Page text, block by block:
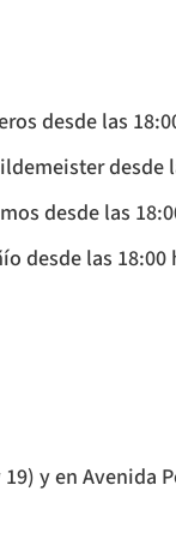
desde las
desde
desde las
desde las 18:00
y en Avenida